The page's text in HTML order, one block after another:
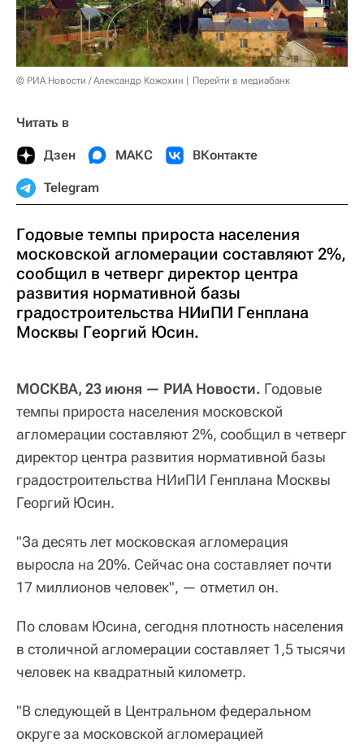
© РИА Новости / Александр Кожохин Перейти в медиабанк
Читать в
Дзен МАКС ВКонтакте
Telegram
Годовые темпы прироста населения
московской агломерации составляют 2%,
сообщил в четверг директор центра
развития нормативной базы
градостроительства НИиПИ Генплана
Москвы Георгий Юсин.
МОСКВА, 23 июня — РИА Новости. Годовые
темпы прироста населения московской
агломерации составляют 2%, сообщил в четверг
директор центра развития нормативной базы
градостроительства НИиПИ Генплана Москвы
Георгий Юсин.
"За десять лет московская агломерация
выросла на 20%. Сейчас она составляет почти
17 миллионов человек", — отметил он.
По словам Юсина, сегодня плотность населения
в столичной агломерации составляет 1,5 тысячи
человек на квадратный километр.
"В следующей в Центральном федеральном
округе за московской агломерацией